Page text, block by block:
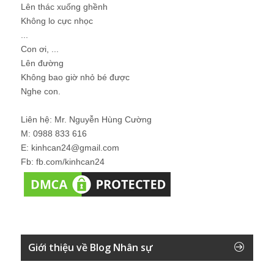
Lên thác xuống ghềnh
Không lo cực nhọc
Con ơi, ...
Lên đường
Không bao giờ nhỏ bé được
Nghe con.
Liên hệ: Mr. Nguyễn Hùng Cường
M: 0988 833 616
E: kinhcan24@gmail.com
Fb: fb.com/kinhcan24
Giới thiệu về Blog Nhân sự